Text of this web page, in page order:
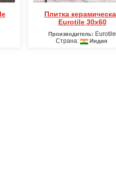
Плитка керамическая
Eurotile 30х60
Производитель: Eurotile
Страна:
Индия